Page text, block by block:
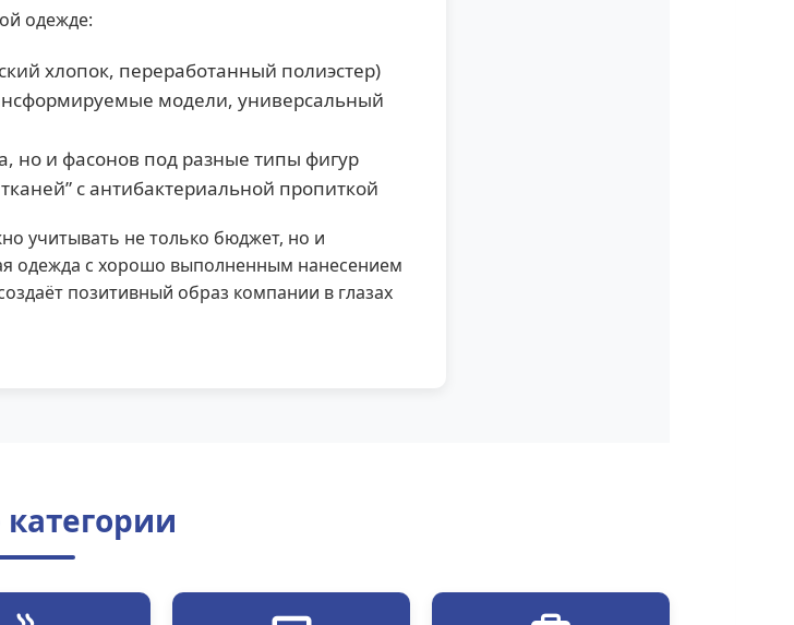
одежде:
хлопок, переработанный полиэстер)
модели, универсальный
но и фасонов под разные типы фигур
с антибактериальной пропиткой
учитывать не только бюджет, но и
одежда с хорошо выполненным нанесением
позитивный образ компании в глазах